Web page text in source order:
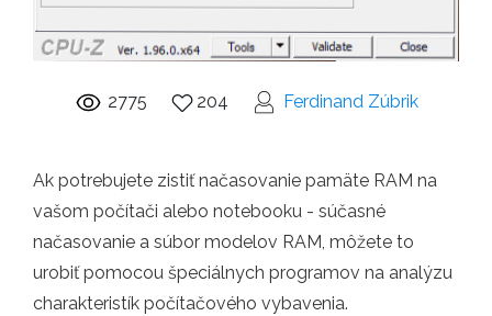
2775 204 Ferdinand Zúbrik
Ak potrebujete zistiť načasovanie pamäte RAM na
vašom počítači alebo notebooku - súčasné
načasovanie a súbor modelov RAM, môžete to
urobiť pomocou špeciálnych programov na analýzu
charakteristík počítačového vybavenia.